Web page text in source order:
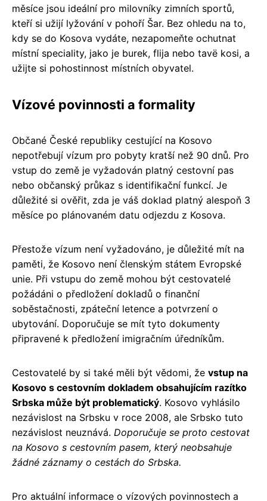
měsíce jsou ideální pro milovníky zimních sportů,
kteří si užijí lyžování v pohoří Šar. Bez ohledu na to,
kdy se do Kosova vydáte, nezapomeňte ochutnat
místní speciality, jako je burek, flija nebo tavë kosi, a
užijte si pohostinnost místních obyvatel.
Vízové povinnosti a formality
Občané České republiky cestující na Kosovo
nepotřebují vízum pro pobyty kratší než 90 dnů. Pro
vstup do země je vyžadován platný cestovní pas
nebo občanský průkaz s identifikační funkcí. Je
důležité si ověřit, zda je váš doklad platný alespoň 3
měsíce po plánovaném datu odjezdu z Kosova.
Přestože vízum není vyžadováno, je důležité mít na
paměti, že Kosovo není členským státem Evropské
unie. Při vstupu do země mohou být cestovatelé
požádáni o předložení dokladů o finanční
soběstačnosti, zpáteční letence a potvrzení o
ubytování. Doporučuje se mít tyto dokumenty
připravené k předložení imigračním úředníkům.
Cestovatelé by si také měli být vědomi, že vstup na
Kosovo s cestovním dokladem obsahujícím razítko
Srbska může být problematický. Kosovo vyhlásilo
nezávislost na Srbsku v roce 2008, ale Srbsko tuto
nezávislost neuznává. Doporučuje se proto cestovat
na Kosovo s cestovním pasem, který neobsahuje
žádné záznamy o cestách do Srbska.
Pro aktuální informace o vízových povinnostech a